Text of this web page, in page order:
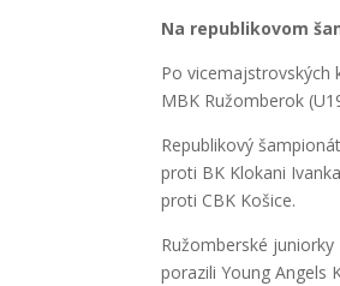
Na republikovom
Po vicemajstrovských
MBK Ružomberok
Republikový
proti BK Klokani
proti CBK Košice.
Ružomberské
porazili Young Angels